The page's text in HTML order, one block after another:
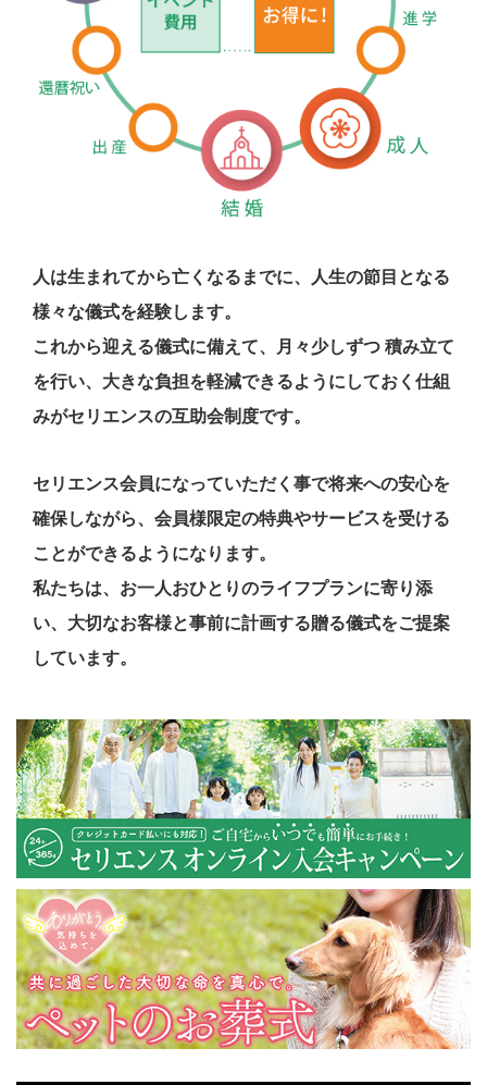
人は生まれてから亡くなるまでに、人生の節目となる
様々な儀式を経験します。
これから迎える儀式に備えて、月々少しずつ 積み立て
を行い、大きな負担を軽減できるようにしておく仕組
みがセリエンスの互助会制度です。
セリエンス会員になっていただく事で将来への安心を
確保しながら、会員様限定の特典やサービスを受ける
ことができるようになります。
私たちは、お一人おひとりのライフプランに寄り添
い、大切なお客様と事前に計画する贈る儀式をご提案
しています。